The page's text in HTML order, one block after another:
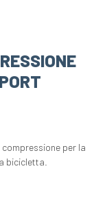
per la
bicicletta.